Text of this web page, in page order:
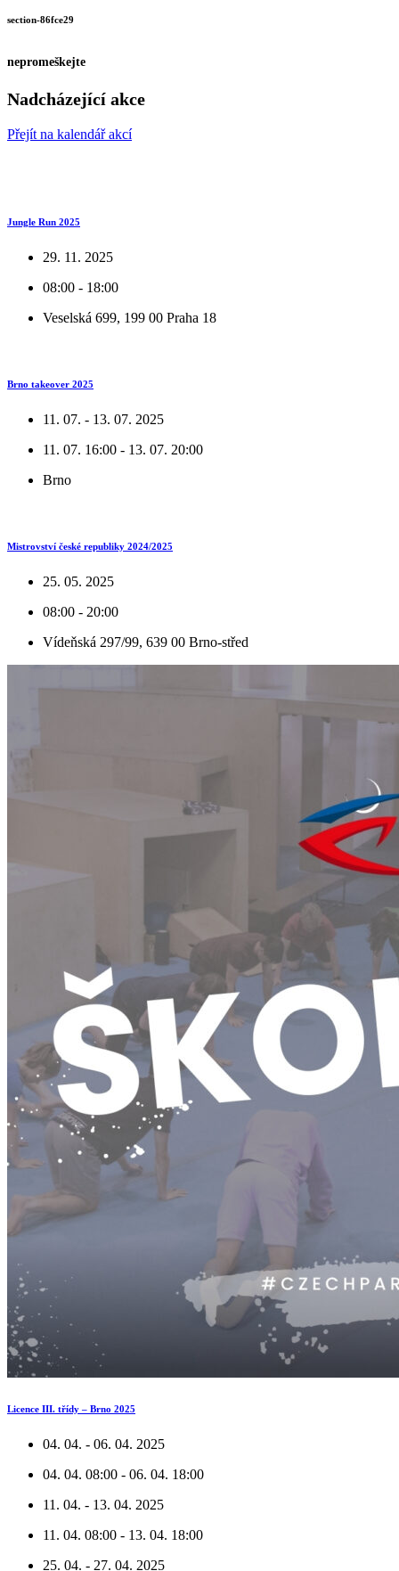
section-86fce29
nepromeškejte
Nadcházející akce
Přejít na kalendář akcí
Jungle Run 2025
29. 11. 2025
08:00 - 18:00
Veselská 699, 199 00 Praha 18
Brno takeover 2025
11. 07. - 13. 07. 2025
11. 07. 16:00 - 13. 07. 20:00
Brno
Mistrovství české republiky 2024/2025
25. 05. 2025
08:00 - 20:00
Vídeňská 297/99, 639 00 Brno-střed
Licence III. třídy – Brno 2025
04. 04. - 06. 04. 2025
04. 04. 08:00 - 06. 04. 18:00
11. 04. - 13. 04. 2025
11. 04. 08:00 - 13. 04. 18:00
25. 04. - 27. 04. 2025